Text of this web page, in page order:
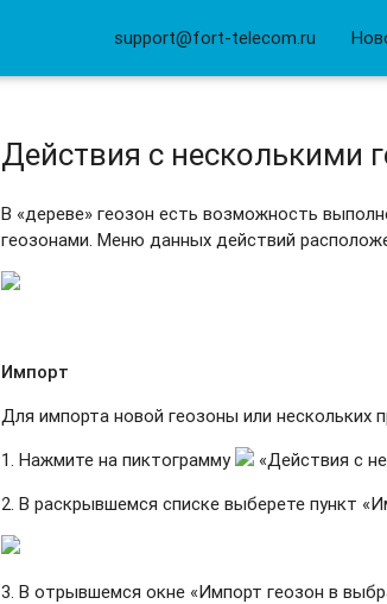
support@fort-telecom.ru
Действия с несколькими
В «дереве» геозон есть возможность
геозонами. Меню данных действий
Импорт
Для импорта новой геозоны или нескольких
1. Нажмите на пиктограмму
«Действия с
2. В раскрывшемся списке выберете пункт
3. В отрывшемся окне «Импорт геозон в